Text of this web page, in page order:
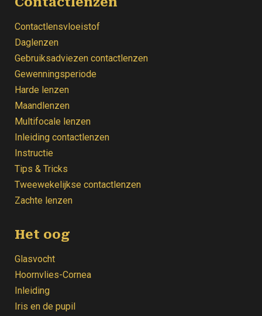
Contactlensvloeistof
Daglenzen
Gebruiksadviezen contactlenzen
Gewenningsperiode
Harde lenzen
Maandlenzen
Multifocale lenzen
Inleiding contactlenzen
Instructie
Tips & Tricks
Tweewekelijkse contactlenzen
Zachte lenzen
Het oog
Glasvocht
Hoornvlies-Cornea
Inleiding
Iris en de pupil